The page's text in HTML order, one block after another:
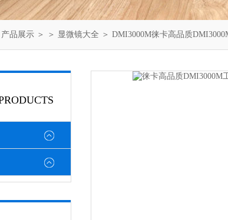
产品展示 ＞ ＞ 显微镜大全 ＞ DMI3000M徕卡高品质